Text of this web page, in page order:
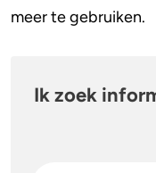
meer te gebruiken.
Ik zoek